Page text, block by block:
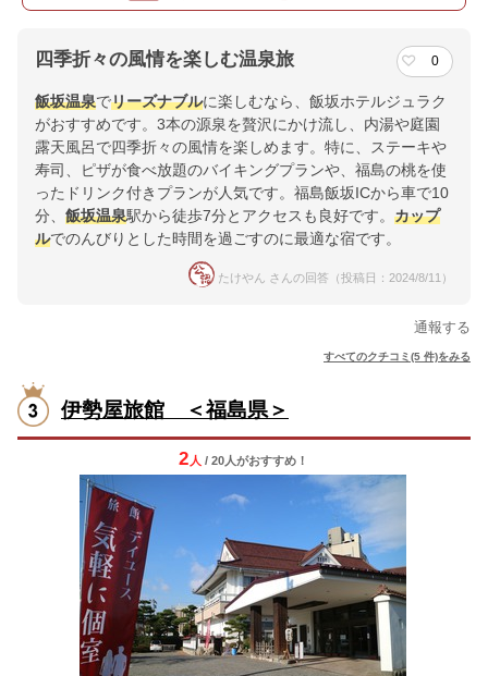
四季折々の風情を楽しむ温泉旅 0
飯坂温泉でリーズナブルに楽しむなら、飯坂ホテルジュラク
がおすすめです。3本の源泉を贅沢にかけ流し、内湯や庭園
露天風呂で四季折々の風情を楽しめます。特に、ステーキや
寿司、ピザが食べ放題のバイキングプランや、福島の桃を使
ったドリンク付きプランが人気です。福島飯坂ICから車で10
分、 飯坂温泉駅から徒歩7分とアクセスも良好です。 カップ
ルでのんびりとした時間を過ごすのに最適な宿です。
たけやん さんの回答（投稿日：2024/8/11）
通報する
すべてのクチコミ(5 件)をみる
伊勢屋旅館 ＜福島県＞
2 人 / 20人がおすすめ！